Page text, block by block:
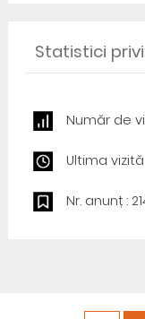
Statistici
Număr de
Ultima
Nr. anunț :